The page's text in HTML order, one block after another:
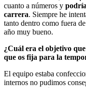
cuanto a números y
carrera. Siempre he
tanto dentro como fuera
año muy bueno.
¿Cuál era el objetivo
que os fija para la
El equipo estaba
internos no pudimos